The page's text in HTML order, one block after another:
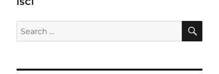
IŠČI
Search
for: